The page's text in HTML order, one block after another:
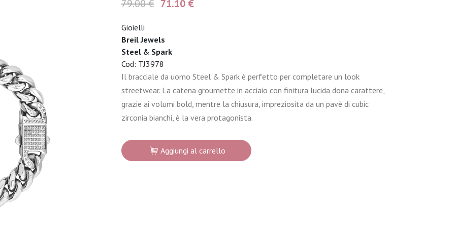
79.00 € 71.10 €
Gioielli
Breil Jewels
Steel & Spark
Cod: TJ3978
Il bracciale da uomo Steel & Spark è perfetto per completare un look
streetwear. La catena groumette in acciaio con finitura lucida dona carattere,
grazie ai volumi bold, mentre la chiusura, impreziosita da un pavè di cubic
zirconia bianchi, è la vera protagonista.
Aggiungi al carrello